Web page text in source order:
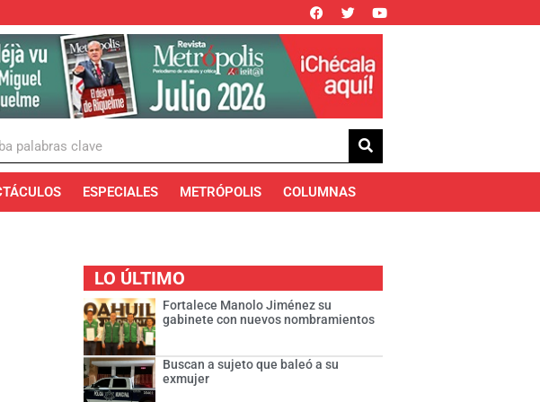
ESPECIALES METRÓPOLIS COLUMNAS
LO ÚLTIMO
Fortalece Manolo Jiménez su
gabinete con nuevos nombramientos
Buscan a sujeto que baleó a su
exmujer